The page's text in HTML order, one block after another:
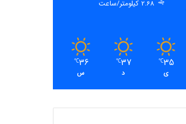
2.68 کیلومتر/ساعت
35
℃
ی
37
℃
د
36
℃
س